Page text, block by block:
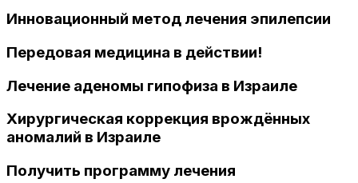
Инновационный метод лечения эпилепсии
Передовая медицина в действии!
Лечение аденомы гипофиза в Израиле
Хирургическая коррекция врождённых
аномалий в Израиле
Получить программу лечения